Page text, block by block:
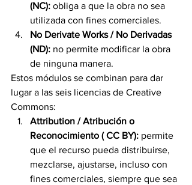
(NC): obliga a que la obra no sea
utilizada con fines comerciales.
No Derivate Works / No Derivadas
(ND): no permite modificar la obra
de ninguna manera.
Estos módulos se combinan para dar
lugar a las seis licencias de Creative
Commons:
Attribution / Atribución o
Reconocimiento ( CC BY): permite
que el recurso pueda distribuirse,
mezclarse, ajustarse, incluso con
fines comerciales, siempre que sea